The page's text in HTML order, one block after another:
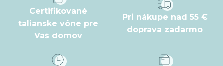
Certifikované
talianske vône pre
Váš domov
Pri nákupe nad 55 €
doprava zadarmo